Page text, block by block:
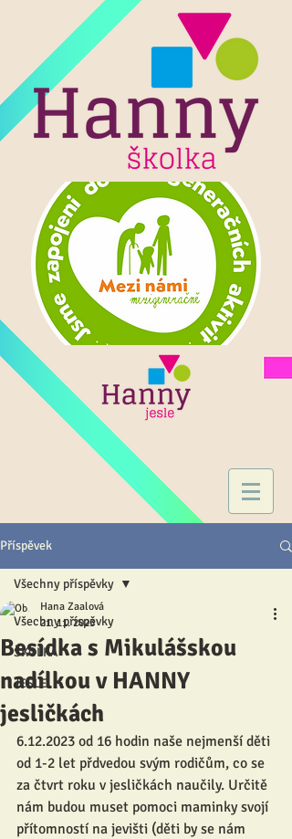
Příspěvek
Všechny příspěvky
ŠKOLKA
JESLE
Všechny příspěvky
Besídka s Mikulášskou
nadílkou v HANNY
jesličkách
Hana Zaalová
21. 11. 2023
6.12.2023 od 16 hodin naše nejmenší děti
od 1-2 let přdvedou svým rodičům, co se
za čtvrt roku v jesličkách naučily. Určitě
nám budou muset pomoci maminky svojí
přítomností na jevišti (děti by se nám